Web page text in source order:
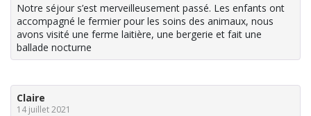
Notre séjour s’est merveilleusement passé. Les enfants ont
accompagné le fermier pour les soins des animaux, nous
avons visité une ferme laitière, une bergerie et fait une
ballade nocturne
Claire
14 juillet 2021